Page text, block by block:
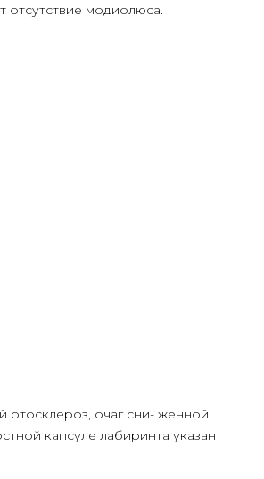
отсутствие модиолюса.
отосклероз, очаг сни- женной
капсуле лабиринта указан